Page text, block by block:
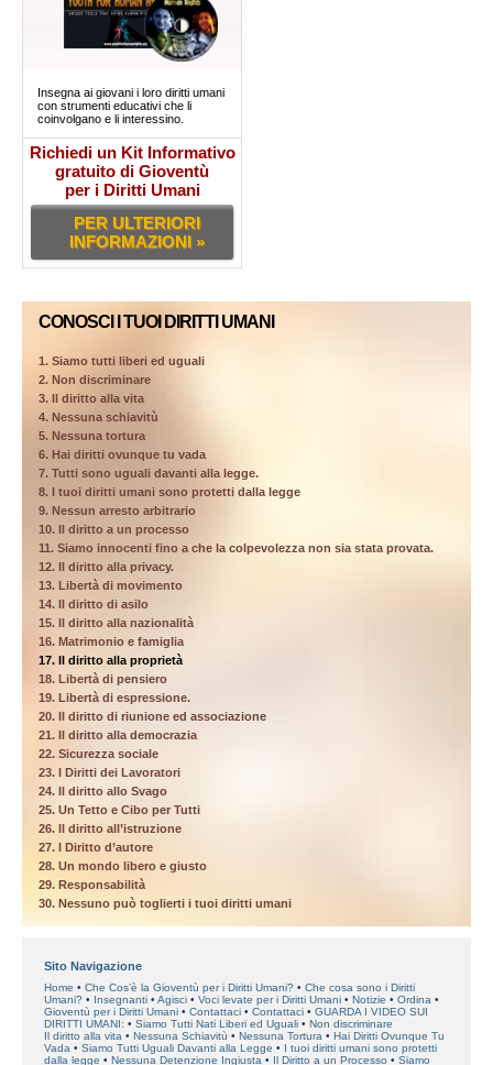
Insegna ai giovani i loro diritti umani
con strumenti educativi che li
coinvolgano e li interessino.
Richiedi un Kit Informativo
gratuito di Gioventù
per i Diritti Umani
PER ULTERIORI
INFORMAZIONI »
CONOSCI I TUOI DIRITTI UMANI
1. Siamo tutti liberi ed uguali
2. Non discriminare
3. Il diritto alla vita
4. Nessuna schiavitù
5. Nessuna tortura
6. Hai diritti ovunque tu vada
7. Tutti sono uguali davanti alla legge.
8. I tuoi diritti umani sono protetti dalla legge
9. Nessun arresto arbitrario
10. Il diritto a un processo
11. Siamo innocenti fino a che la colpevolezza non sia stata provata.
12. Il diritto alla privacy.
13. Libertà di movimento
14. Il diritto di asilo
15. Il diritto alla nazionalità
16. Matrimonio e famiglia
17. Il diritto alla proprietà
18. Libertà di pensiero
19. Libertà di espressione.
20. Il diritto di riunione ed associazione
21. Il diritto alla democrazia
22. Sicurezza sociale
23. I Diritti dei Lavoratori
24. Il diritto allo Svago
25. Un Tetto e Cibo per Tutti
26. Il diritto all’istruzione
27. I Diritto d’autore
28. Un mondo libero e giusto
29. Responsabilità
30. Nessuno può toglierti i tuoi diritti umani
Sito Navigazione
Home Che Cos’è la Gioventù per i Diritti Umani?
Che cosa sono i Diritti
Umani?
Insegnanti Agisci Voci levate per i Diritti Umani Notizie
Ordina
Gioventù per i Diritti Umani
Contattaci Contattaci
GUARDA I VIDEO SUI
DIRITTI UMANI:
Siamo Tutti Nati Liberi ed Uguali
Non discriminare
Il diritto alla vita
Nessuna Schiavitù Nessuna Tortura
Hai Diritti Ovunque Tu
Vada
Siamo Tutti Uguali Davanti alla Legge
I tuoi diritti umani sono protetti
dalla legge
Nessuna Detenzione Ingiusta Il Diritto a un Processo Siamo